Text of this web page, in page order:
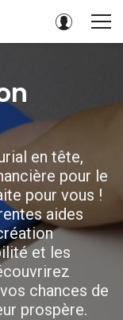
en tête,
pour le
pour vous !
aides
et les
chances de
prospère.